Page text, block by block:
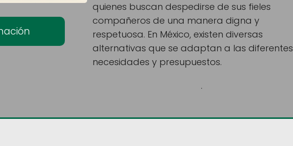
quienes buscan despedirse de sus fieles
compañeros de una manera digna y
respetuosa. En México, existen diversas
alternativas que se adaptan a las diferentes
necesidades y presupuestos.
.